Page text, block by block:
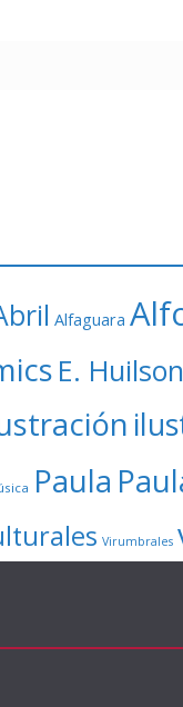
Alfaguara
E. Huilson
Paula
Virumbrales